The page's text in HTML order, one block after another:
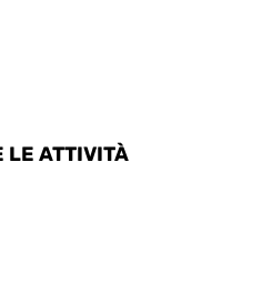
LE ATTIVITÀ